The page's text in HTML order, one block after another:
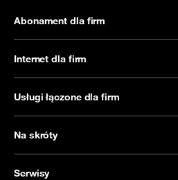
Abonament dla firm
Internet dla firm
Usługi łączone dla firm
Na skróty
Serwisy